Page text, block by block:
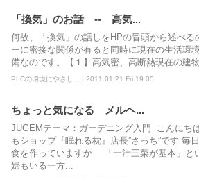
「換気」のお話 -- 高気...
何故、「換気」の話しをHPの冒頭から述べる
ーに密接な関係が有ると同時に現在の生活環
備なのです。【１】高気密、高断熱現在の建
PLCの環境にやさし... | 2011.01.21 Fri 19:05
ちょっと気になる メルヘ...
JUGEMテーマ：ガーデニング入門 こんに
もショップ『眠れる枕』店長”さっち”です 毎
食を作っていますか 「一汁三菜が基本」と
婦もいる一方...